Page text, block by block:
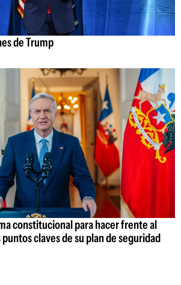
de Trump
constitucional para hacer frente al
claves de su plan de seguridad